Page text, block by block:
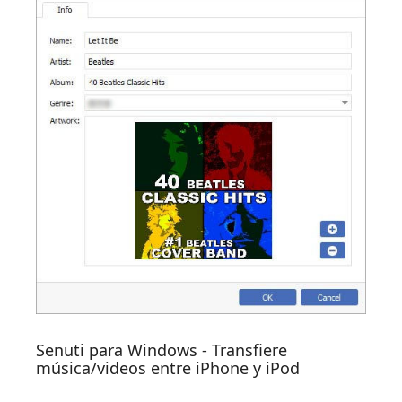
Senuti para Windows - Transfiere
música/videos entre iPhone y iPod